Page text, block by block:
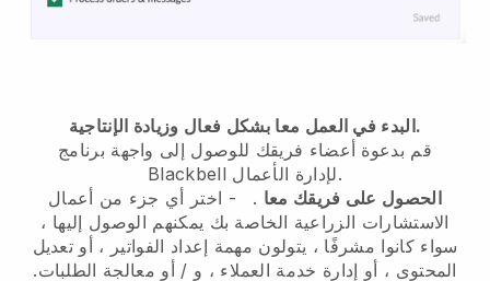
البدء في العمل معا بشكل فعال وزيادة الإنتاجية.
قم بدعوة أعضاء فريقك للوصول إلى واجهة برنامج
Blackbell
لإدارة الأعمال.
الحصول على فريقك معا .
- اختر أي جزء من أعمال
الاستشارات الزراعية الخاصة بك يمكنهم الوصول إليها ،
سواء كانوا مشرفًا ، يتولون مهمة إعداد الفواتير ، أو تعديل
المحتوى ، أو إدارة خدمة العملاء ، و / أو معالجة الطلبات.